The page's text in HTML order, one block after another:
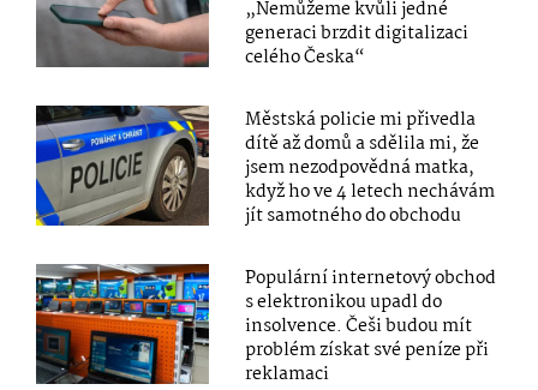
„Nemůžeme kvůli jedné
generaci brzdit digitalizaci
celého Česka“
Městská policie mi přivedla
dítě až domů a sdělila mi, že
jsem nezodpovědná matka,
když ho ve 4 letech nechávám
jít samotného do obchodu
Populární internetový obchod
s elektronikou upadl do
insolvence. Češi budou mít
problém získat své peníze při
reklamaci